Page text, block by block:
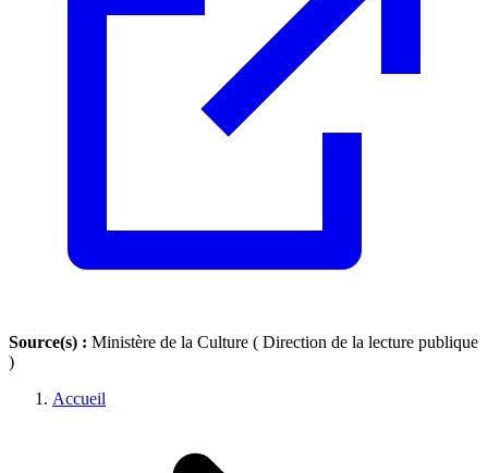
Source(s) : Ministère de la Culture ( Direction de la lecture publique
)
Accueil